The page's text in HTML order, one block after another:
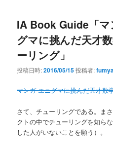
IA Book Guide「マ
グマに挑んだ天才
ーリング」
投稿日時:2016/05/15投稿者:
マンガ エニグマに挑んだ天才数
さて、チューリングである。ま
クトの中でチューリングを知ら
した人がいないことを願う）。